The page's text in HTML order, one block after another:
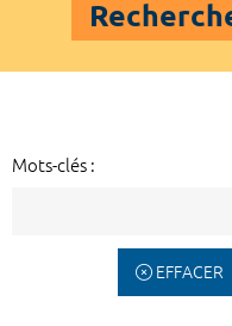
Mots-clés :
EFFACER